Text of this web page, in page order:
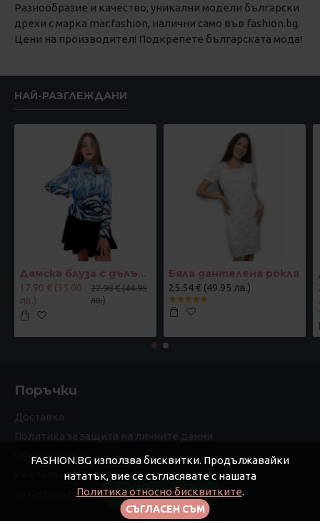
Разнообразие и качество, уникални модели български
дрехи с марка mar.fashion, налични само във fashion.bg.
Цени на производител! Подкрепете българската мода!
НАЙ-РАЗГЛЕЖДАНИ
Дамска блуза с дълъг ръкав и ластик в кръста с интересен принт в синьо
17.90 € (35.00
лв.)
22.98 € (44.95
лв.)
Бяла дантелена рокля
25.54 € (49.95 лв.)
Поръчки
Доставка
Политика за защита на личните данни
Общи условия
Рекламации
За Fashion.bg
СЪГЛАСЕН СЪМ
FASHION.BG използва бисквитки. Продължавайки
нататък, вие се съгласявате с нашата
Политика относно бисквитките.
FILTER PRODUCTS